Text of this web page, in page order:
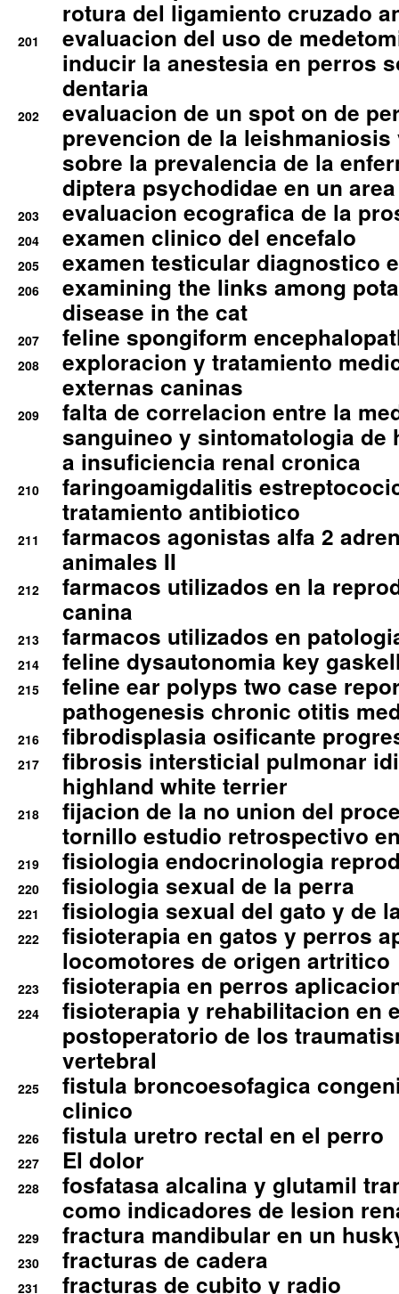
rotura del ligamiento cruzado
201
evaluacion del uso de
inducir la anestesia en perros
dentaria
202
evaluacion de un spot on de
prevencion de la
sobre la prevalencia de la
diptera psychodidae en un
203 evaluacion ecografica de la
204 examen clinico del encefalo
205 examen testicular diagnostico
206
examining the links among
disease in the cat
207 feline spongiform
208
exploracion y tratamiento
externas caninas
209
falta de correlacion entre la
sanguineo y sintomatologia de
a insuficiencia renal cronica
210
faringoamigdalitis
tratamiento antibiotico
211
farmacos agonistas alfa 2
animales II
212
farmacos utilizados en la
canina
213 farmacos utilizados en
214 feline dysautonomia key
215
feline ear polyps two case
pathogenesis chronic otitis
216 fibrodisplasia osificante
217
fibrosis intersticial pulmonar
highland white terrier
218
fijacion de la no union del
tornillo estudio retrospectivo
219 fisiologia endocrinologia
220 fisiologia sexual de la perra
221 fisiologia sexual del gato y de
222
fisioterapia en gatos y perros
locomotores de origen artritico
223 fisioterapia en perros
224
fisioterapia y rehabilitacion en
postoperatorio de los
vertebral
225
fistula broncoesofagica
clinico
226 fistula uretro rectal en el perro
227 El dolor
228
fosfatasa alcalina y glutamil
como indicadores de lesion
229 fractura mandibular en un
230 fracturas de cadera
231 fracturas de cubito y radio